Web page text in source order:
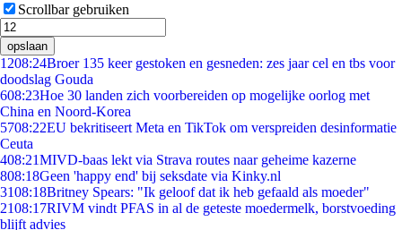
Scrollbar gebruiken
opslaan
1208:24Broer 135 keer gestoken en gesneden: zes jaar cel en tbs voor
doodslag Gouda
608:23Hoe 30 landen zich voorbereiden op mogelijke oorlog met
China en Noord-Korea
5708:22EU bekritiseert Meta en TikTok om verspreiden desinformatie
Ceuta
408:21MIVD-baas lekt via Strava routes naar geheime kazerne
808:18Geen 'happy end' bij seksdate via Kinky.nl
3108:18Britney Spears: "Ik geloof dat ik heb gefaald als moeder"
2108:17RIVM vindt PFAS in al de geteste moedermelk, borstvoeding
blijft advies